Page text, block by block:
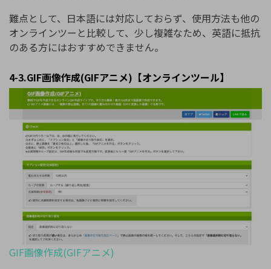
難点として、日本語には対応しておらず、使用方法も他の
オンラインツーと比較して、少し複雑なため、英語に抵抗
のある方にはおすすめできません。
4-3.GIF画像作成(GIFアニメ)【オンラインツール】
GIF画像作成(GIFアニメ)